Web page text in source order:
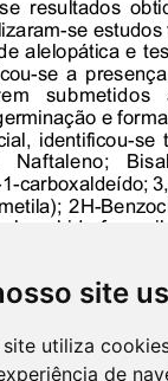
site
site utiliza
de